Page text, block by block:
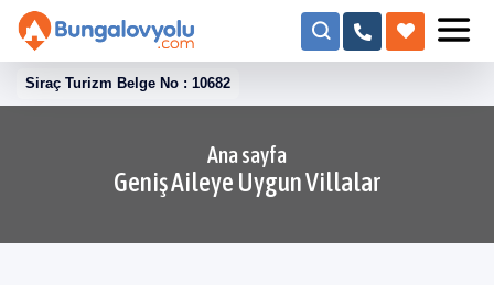
Siraç Turizm Belge No : 10682
Ana sayfa
Geniş Aileye Uygun Villalar